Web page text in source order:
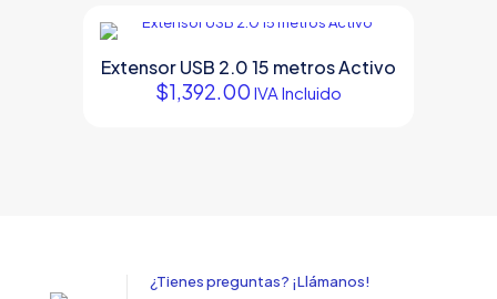
en
página
de
producto
Extensor USB 2.0 15 metros Activo
$1,392.00 IVA Incluido
¿Tienes preguntas? ¡Llámanos!